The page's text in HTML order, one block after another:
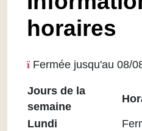
horaires
Fermée jusqu'au 08/
Horaires
Jours de la
semaine
Lundi